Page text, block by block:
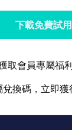
下載免費試
取會員專屬福利
換碼，立即獲